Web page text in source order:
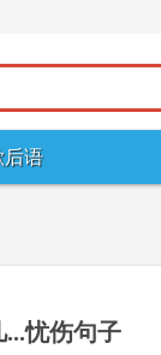
后语
忧伤句子